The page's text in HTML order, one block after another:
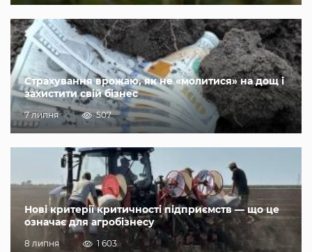
Страхування врожаю, як не «молитися» на дощ і
захистити свій бізнес
7 липня 507
Нові критерії критичності підприємств — що це
означає для агробізнесу
8 липня 1 603